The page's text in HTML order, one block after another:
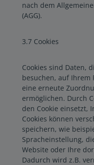
nach dem
(AGG).
3.7 Cookies
Cookies sind Daten,
besuchen, auf
eine erneute
ermöglichen. Durch
den Cookie einsetzt,
Cookies können
speichern, wie
Spracheinstellung,
Website oder Ihre
Dadurch wird z.B.